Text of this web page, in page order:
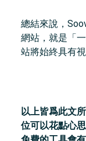
總結來說，
網站，就是「
站將始終具有
以上皆爲此文
位可以花點心